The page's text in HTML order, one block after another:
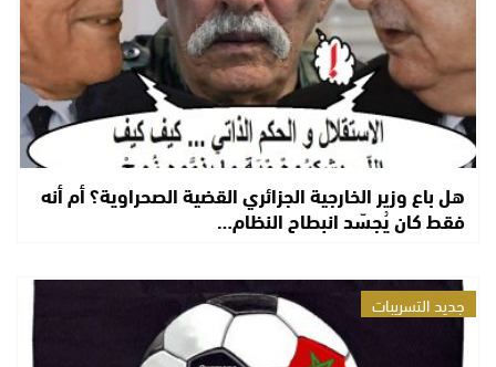
هل باع وزير الخارجية الجزائري القضية الصحراوية؟ أم أنه
فقط كان يُجسّد انبطاح النظام…
جديد التسريبات